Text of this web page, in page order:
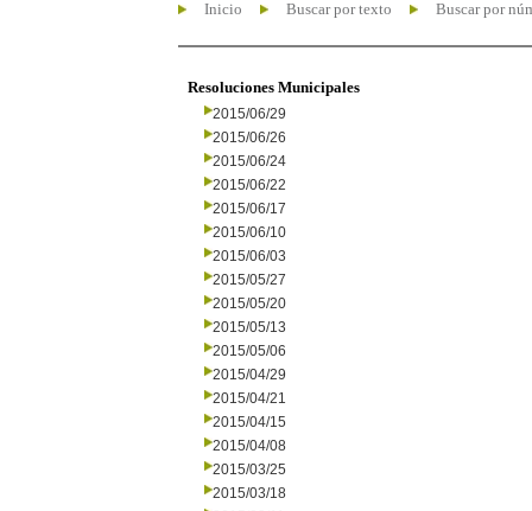
Inicio Buscar por texto Buscar por
Resoluciones Municipales
2015/06/29
2015/06/26
2015/06/24
2015/06/22
2015/06/17
2015/06/10
2015/06/03
2015/05/27
2015/05/20
2015/05/13
2015/05/06
2015/04/29
2015/04/21
2015/04/15
2015/04/08
2015/03/25
2015/03/18